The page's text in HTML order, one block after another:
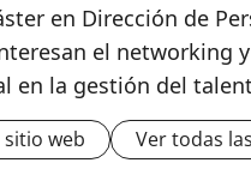
en Dirección de
el networking
en la gestión del
web Ver todas